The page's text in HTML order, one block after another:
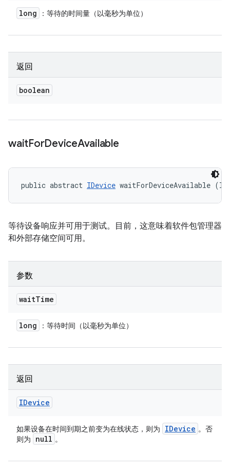
long ：等待的时间量（以毫秒为单位）
返回
boolean
waitForDeviceAvailable
public abstract IDevice waitForDeviceAvailable
等待设备响应并可用于测试。目前，这意味着软件包管理器
和外部存储空间可用。
参数
waitTime
long ：等待时间（以毫秒为单位）
返回
IDevice
如果设备在时间到期之前变为在线状态，则为 IDevice 。否
则为
null 。